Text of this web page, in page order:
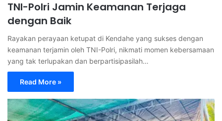
TNI-Polri Jamin Keamanan Terjaga
dengan Baik
Rayakan perayaan ketupat di Kendahe yang sukses dengan
keamanan terjamin oleh TNI-Polri, nikmati momen kebersamaan
yang tak terlupakan dan berpartisipasilah…
Read More »